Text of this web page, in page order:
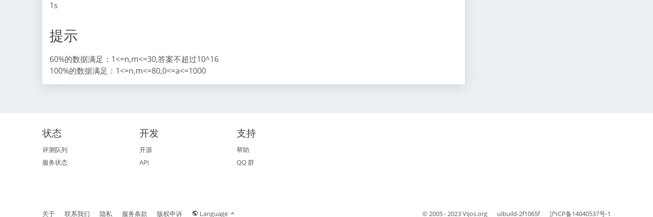
1s
提示
60%的数据满足：1<=n,m<=30,答案不超过10^16
100%的数据满足：1<=n,m<=80,0<=a<=1000
状态
评测队列
服务状态
开发
开源
API
支持
帮助
QQ 群
关于 联系我们 隐私 服务条款 版权申诉 Language © 2005 - 2023Vijos.org uibuild-2f1065f 沪ICP备14040537号-1